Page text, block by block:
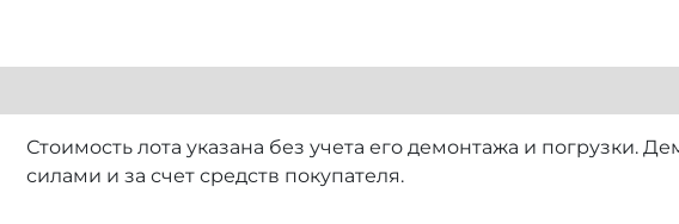
Стоимость лота указана без учета его демонтажа и погрузки.
силами и за счет средств покупателя.